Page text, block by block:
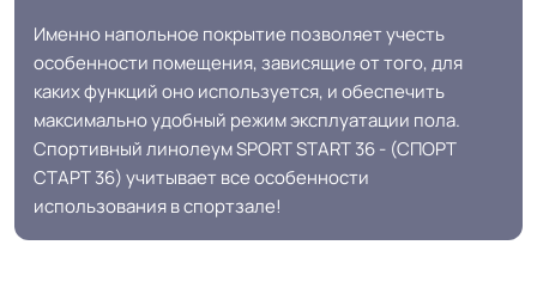
Защитный слой 500 мкм
Допуск изменения
рабочего слоя
+-10% мкм
Доп. защита рабочего
Именно напольное покрытие позволяет учесть
особенности помещения, зависящие от того, для
каких функций оно используется, и обеспечить
максимально удобный режим эксплуатации пола.
Спортивный линолеум SPORT START 36 - (СПОРТ
СТАРТ 36) учитывает все особенности
использования в спортзале!